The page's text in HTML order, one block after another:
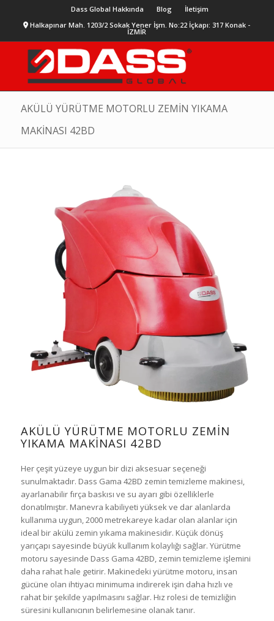
Dass Global Hakkında Blog
İletişim
Halkapınar Mah. 1203/2 Sokak Yener İşm. No:22 İçkapı: 317 Konak -
İZMİR
AKÜLÜ YÜRÜTME MOTORLU ZEMİN YIKAMA
MAKİNASI 42BD
AKÜLÜ YÜRÜTME MOTORLU ZEMİN
YIKAMA MAKİNASI 42BD
Her çeşit yüzeye uygun bir dizi aksesuar seçeneği
sunulmaktadır. Dass Gama 42BD zemin temizleme makinesi,
ayarlanabilir fırça baskısı ve su ayarı gibi özelliklerle
donatılmıştır. Manevra kabiliyeti yüksek ve dar alanlarda
kullanıma uygun, 2000 metrekareye kadar olan alanlar için
ideal bir akülü zemin yıkama makinesidir. Küçük dönüş
yarıçapı sayesinde büyük kullanım kolaylığı sağlar. Yürütme
motoru sayesinde Dass Gama 42BD, zemin temizleme işlemini
daha rahat hale getirir. Makinedeki yürütme motoru, insan
gücüne olan ihtiyacı minimuma indirerek işin daha hızlı ve
rahat bir şekilde yapılmasını sağlar. Hız rolesi de temizliğin
süresini kullanıcının belirlemesine olanak tanır.